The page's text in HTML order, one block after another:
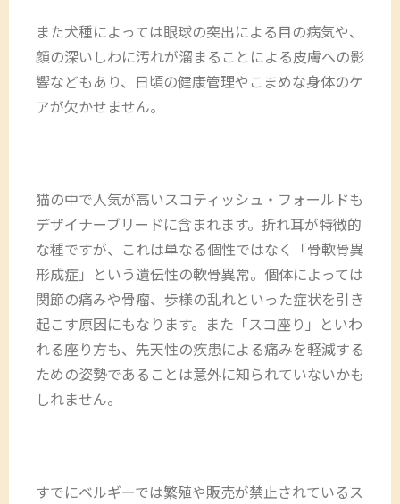
また犬種によっては眼球の突出による目の病気や、
顔の深いしわに汚れが溜まることによる皮膚への影
響などもあり、日頃の健康管理やこまめな身体のケ
アが欠かせません。
猫の中で人気が高いスコティッシュ・フォールドも
デザイナーブリードに含まれます。折れ耳が特徴的
な種ですが、これは単なる個性ではなく「骨軟骨異
形成症」という遺伝性の軟骨異常。個体によっては
関節の痛みや骨瘤、歩様の乱れといった症状を引き
起こす原因にもなります。また「スコ座り」といわ
れる座り方も、先天性の疾患による痛みを軽減する
ための姿勢であることは意外に知られていないかも
しれません。
すでにベルギーでは繁殖や販売が禁止されているス